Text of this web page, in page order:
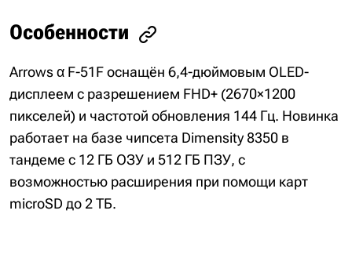
Особенности
Arrows α F-51F оснащён 6,4-дюймовым OLED-
дисплеем с разрешением FHD+ (2670×1200
пикселей) и частотой обновления 144 Гц. Новинка
работает на базе чипсета Dimensity 8350 в
тандеме с 12 ГБ ОЗУ и 512 ГБ ПЗУ, с
возможностью расширения при помощи карт
microSD до 2 ТБ.